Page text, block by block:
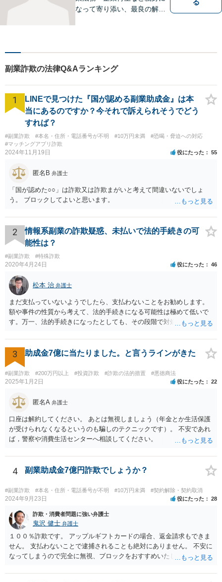
なって寄り添い、最良の解决
副業詐欺の法律Q&Aランキング
1
LINEで見つけた『国が認める副業助成金』は本
当にあるのですか？今それで訴えられそうでどう
すれば？
#副業詐欺 #本名・住所・電話番号が不明 #10万円未満
#恐喝・脅迫への対応
#マッチングアプリ詐欺
2024年11月19日 役にたった 55
匿名B 弁護士
「国が認めた○○」は詐欺又は詐欺まがいと考えて間違いないでしょ
う。 ブロックしてよいと思います。
2
情報系副業の詐欺疑惑、未払いで法的手続きの可
能性は？
#副業詐欺 #特殊詐欺
2020年4月24日 役にたった 46
松本 治 弁護士
まだ支払っていないようでしたら、支払わないことをお勧めします。
額や事件の性質から考えて、法的手続きになる可能性は極めて低いで
す。万一、法的手続きになったとしても、その段階で対処すれば間に
す。万一、裁判所から手紙が届くことがあれば、すぐに弁護士等に相
談して下さい。対処しなければ、それこそ差し押さえにつながりま
す。お話が事実であれば、対処により相手の請求を退けることができ
ると考えられます。 いずれにしても、心配して待つ必要はないです。
3 助成金7億に当たりました。と言うラインがきた
#副業詐欺 #200万円以上 #投資詐欺 #詐欺の法的措置 #悪徳商法
2025年1月2日 役にたった 22
匿名A 弁護士
口座は解約してください。 あとは無視しましょう（年金とか生活保護
が受けられなくなるというのも騙しのテクニックです）。 不安であれ
ば，警察や消費生活センターへ相談してください。
4 副業助成金7億円詐欺でしょうか？
#副業詐欺 #本名・住所・電話番号が不明 #10万円未満 #契約解除・契約取消
2024年9月23日 役にたった 28
詐欺・消費者問題に強い弁護士
鬼沢 健士 弁護士
１００％詐欺です。 アップルギフトカードの場合、返金請求もできま
せん。 支払わないことで逮捕されることも絶対にありません。 不安に
なってしまうので完全に無視、ブロックをおすすめいたします。